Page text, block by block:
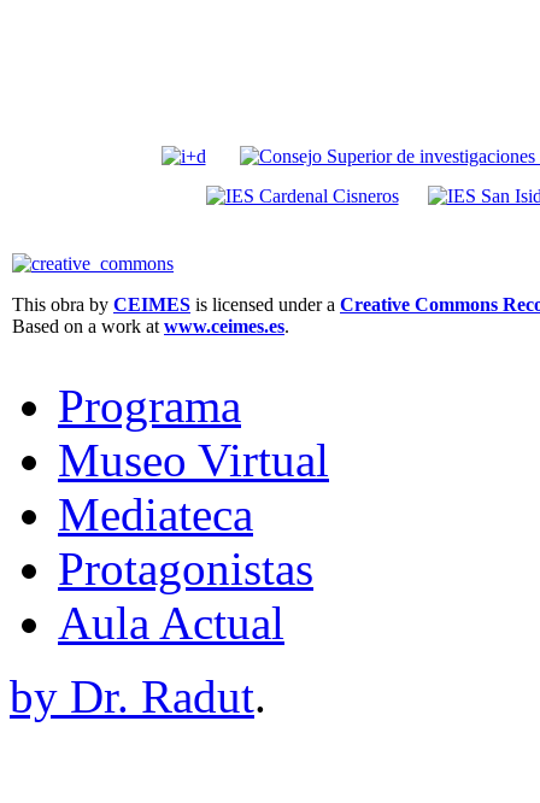
This obra by CEIMES is licensed under a Creative Commons
Based on a work at www.ceimes.es.
Programa
Museo Virtual
Mediateca
Protagonistas
Aula Actual
by Dr. Radut.